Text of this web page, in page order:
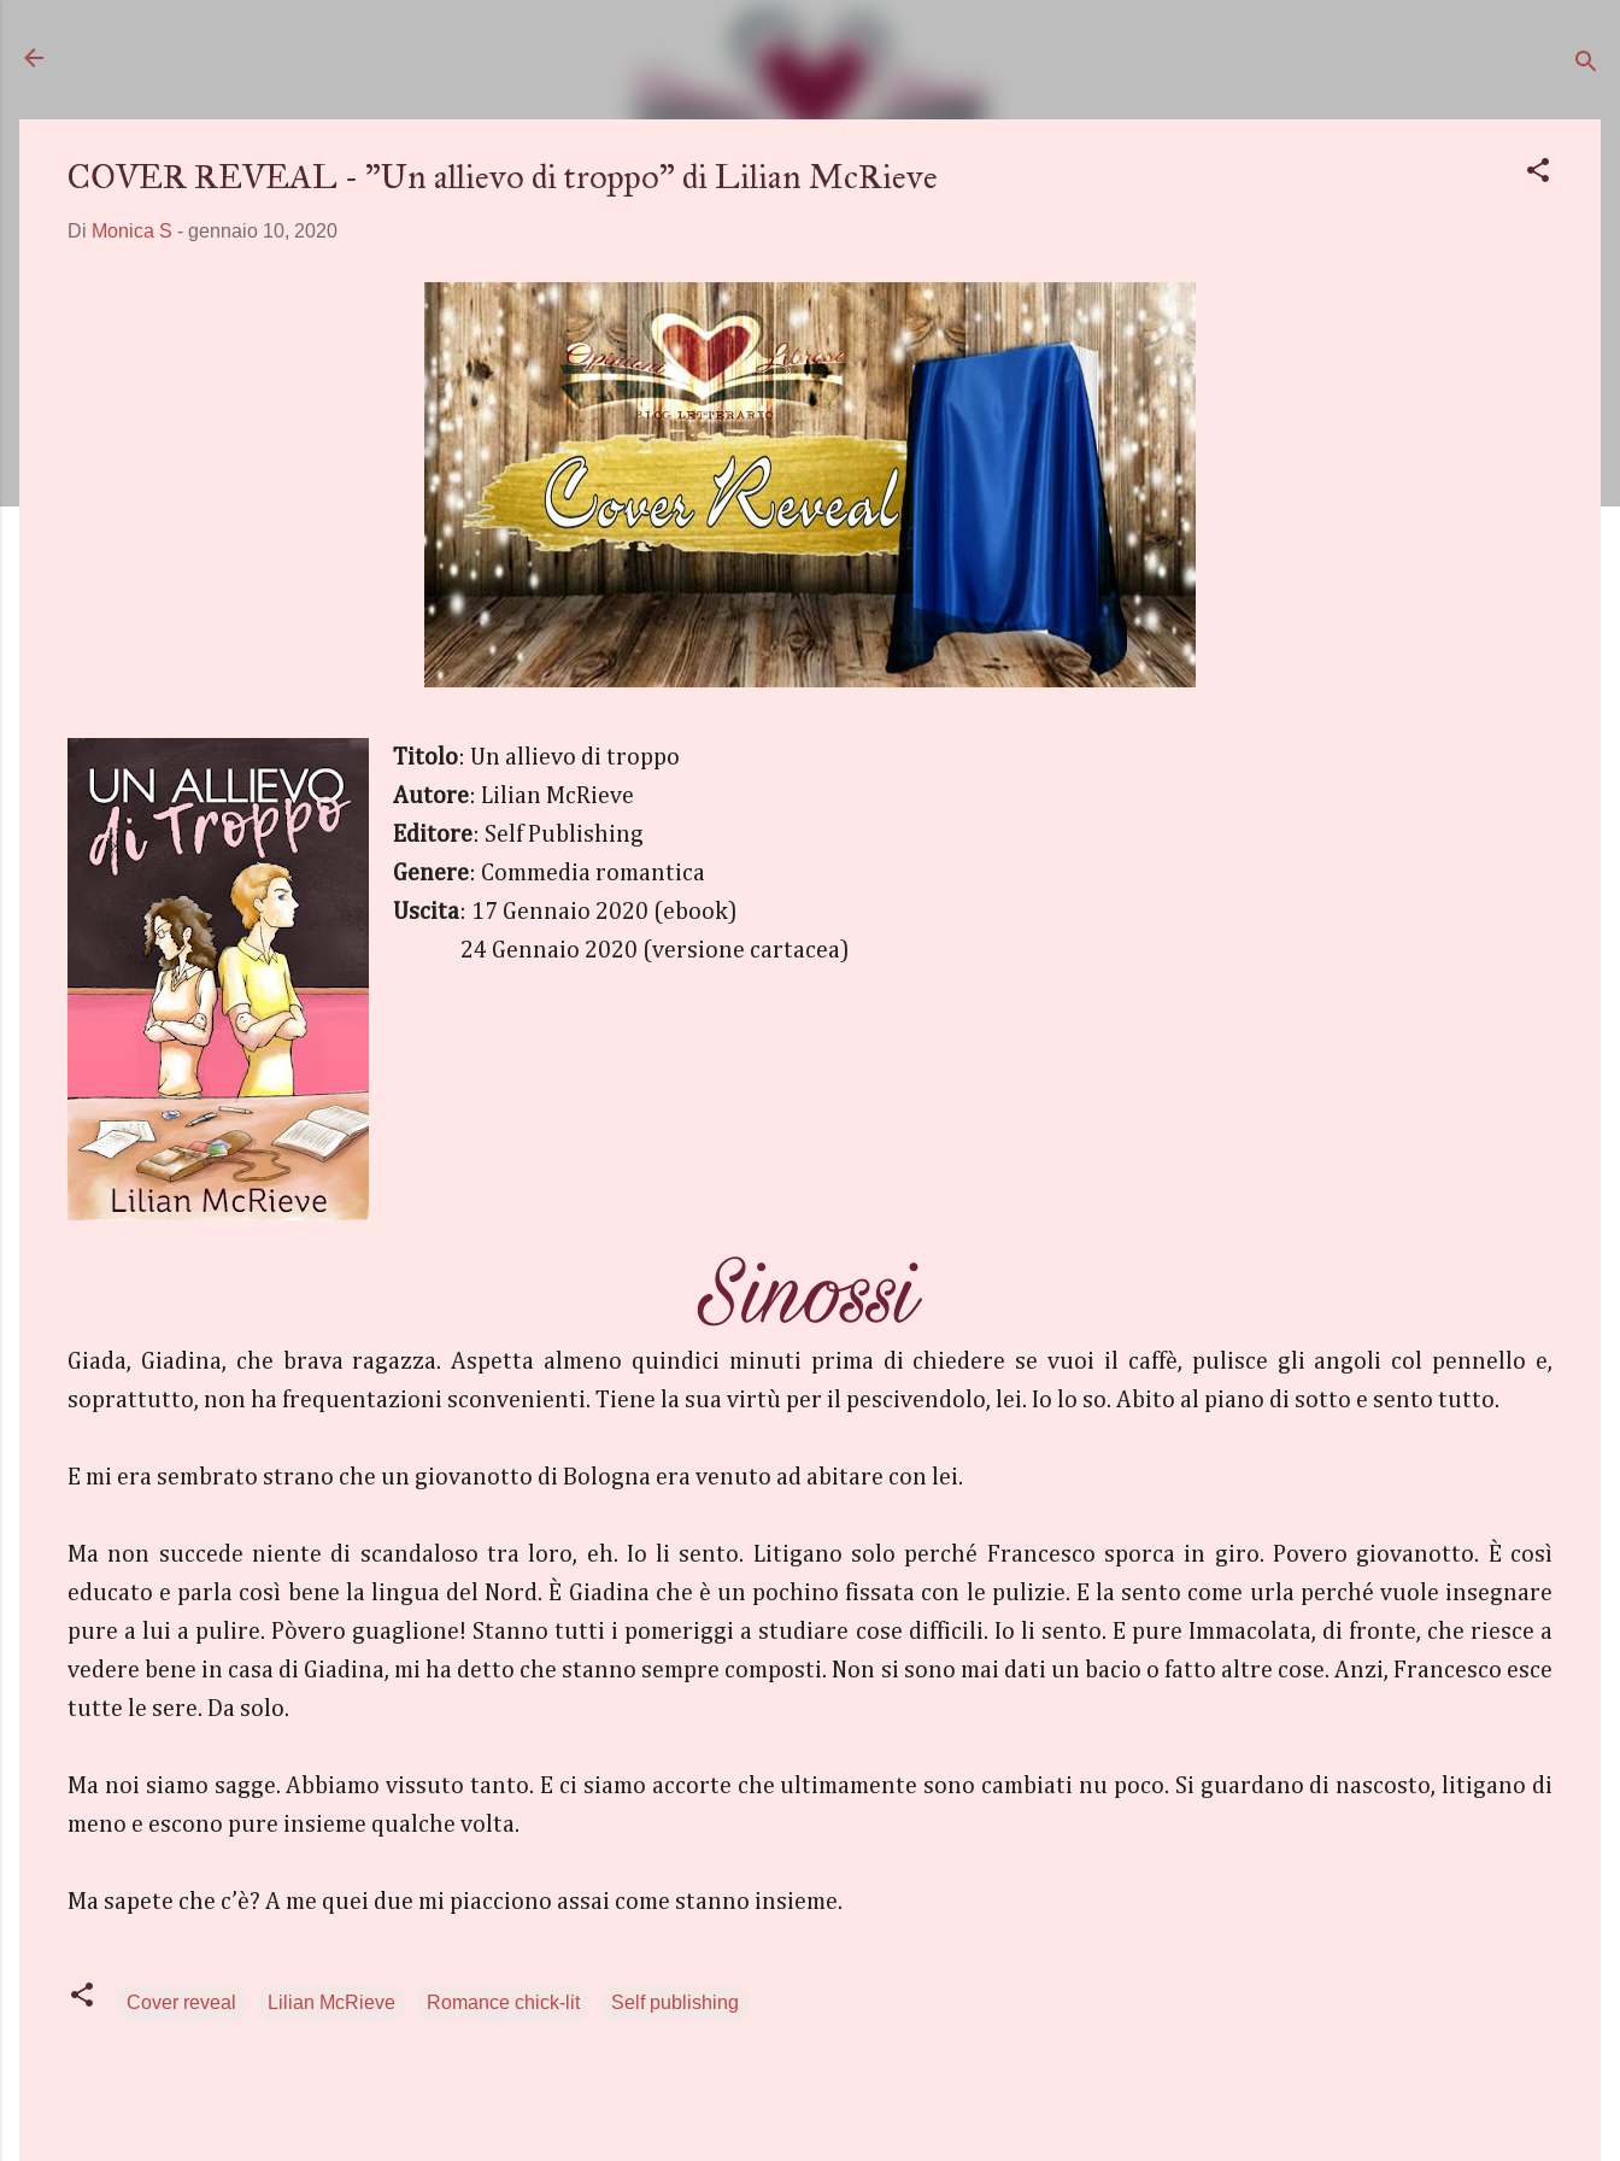
COVER REVEAL - "Un allievo di troppo" di Lilian McRieve
Di Monica S - gennaio 10, 2020
Titolo: Un allievo di troppo
Autore: Lilian McRieve
Editore: Self Publishing
Genere: Commedia romantica
Uscita: 17 Gennaio 2020 (ebook)
24 Gennaio 2020 (versione cartacea)
Giada, Giadina, che brava ragazza. Aspetta almeno quindici minuti prima di chiedere se vuoi il caffè, pulisce gli angoli col pennello e,
soprattutto, non ha frequentazioni sconvenienti. Tiene la sua virtù per il pescivendolo, lei. Io lo so. Abito al piano di sotto e sento tutto.
E mi era sembrato strano che un giovanotto di Bologna era venuto ad abitare con lei.
Ma non succede niente di scandaloso tra loro, eh. Io li sento. Litigano solo perché Francesco sporca in giro. Povero giovanotto. È così
educato e parla così bene la lingua del Nord. È Giadina che è un pochino fissata con le pulizie. E la sento come urla perché vuole insegnare
pure a lui a pulire. Pòvero guaglione! Stanno tutti i pomeriggi a studiare cose difficili. Io li sento. E pure Immacolata, di fronte, che riesce a
vedere bene in casa di Giadina, mi ha detto che stanno sempre composti. Non si sono mai dati un bacio o fatto altre cose. Anzi, Francesco esce
tutte le sere. Da solo.
Ma noi siamo sagge. Abbiamo vissuto tanto. E ci siamo accorte che ultimamente sono cambiati nu poco. Si guardano di nascosto, litigano di
meno e escono pure insieme qualche volta.
Ma sapete che c’è? A me quei due mi piacciono assai come stanno insieme.
Cover reveal Lilian McRieve Romance chick-lit Self publishing